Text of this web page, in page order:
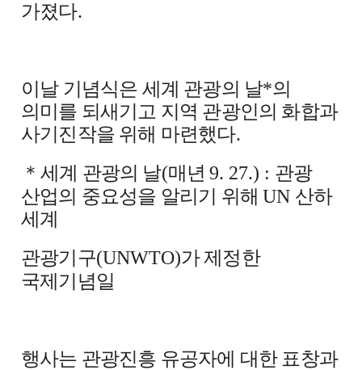
가졌다.
이날 기념식은 세계 관광의 날*의
의미를 되새기고 지역 관광인의 화합과
사기진작을 위해 마련했다.
＊세계 관광의 날(매년9. 27.) : 관광
산업의 중요성을 알리기 위해UN 산하
세계
관광기구(UNWTO)가 제정한
국제기념일
행사는 관광진흥 유공자에 대한 표창과